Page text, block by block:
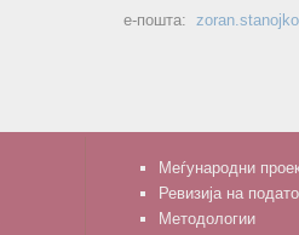
е-пошта:
Меѓународни
Ревизија на
Методологии